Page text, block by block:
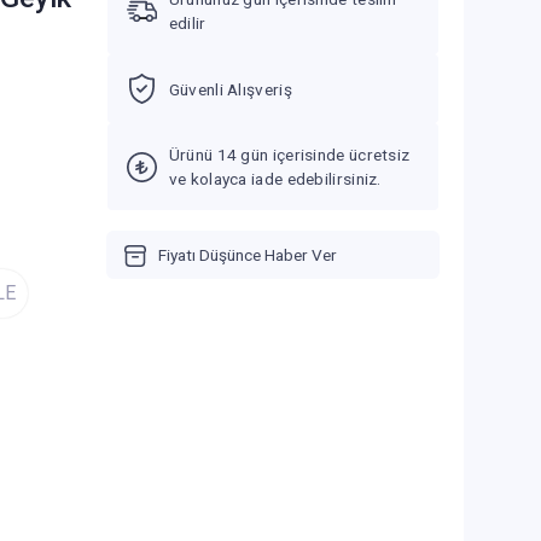
edilir
Güvenli Alışveriş
Ürünü 14 gün içerisinde ücretsiz
ve kolayca iade edebilirsiniz.
Fiyatı Düşünce Haber Ver